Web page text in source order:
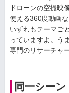
ドローンの空撮映
使える360度動画
いずれもテーマご
っていますよ。う
専門のリサーチャ
同一シー